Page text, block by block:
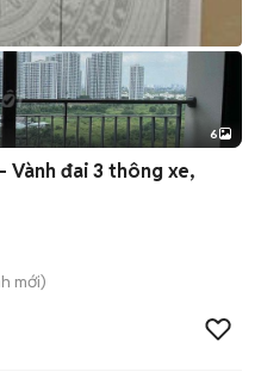
+2
6
Vành đai 3 thông xe,
mới)